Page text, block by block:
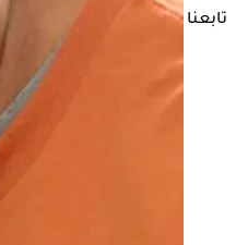
تابعنا على